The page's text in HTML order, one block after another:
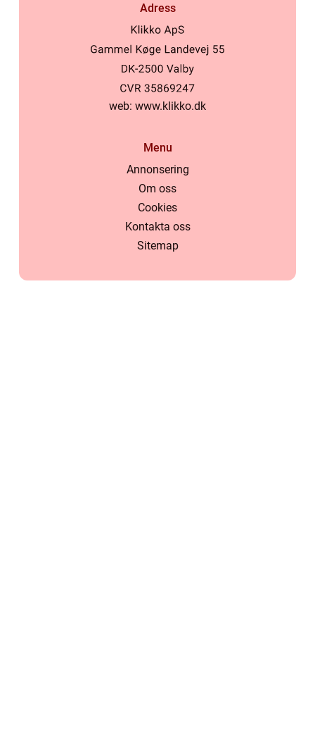
Adress
web: www.klikko.dk
Menu
Annonsering
Om oss
Cookies
Kontakta oss
Sitemap